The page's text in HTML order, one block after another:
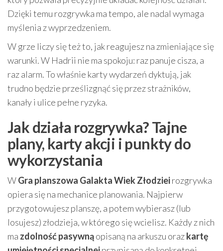
Dzięki temu rozgrywka ma tempo, ale nadal wymaga
myślenia z wyprzedzeniem.
W grze liczy się też to, jak reagujesz na zmieniające się
warunki. W Hadrii nie ma spokoju: raz panuje cisza, a
raz alarm. To właśnie karty wydarzeń dyktują, jak
trudno będzie prześlizgnąć się przez strażników,
kanały i ulice pełne ryzyka.
Jak działa rozgrywka? Tajne
plany, karty akcji i punkty do
wykorzystania
WGra planszowa Galakta Wiek Złodzieirozgrywka
opiera się na mechanice planowania. Najpierw
przygotowujesz planszę, a potem wybierasz (lub
losujesz) złodzieja, w którego się wcielisz. Każdy z nich
ma zdolność pasywnąopisaną na arkuszu orazkartę